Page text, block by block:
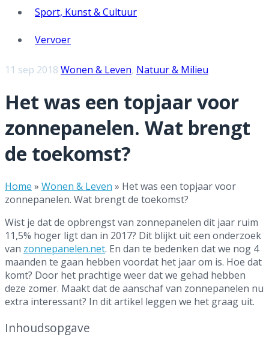
Sport, Kunst & Cultuur
Vervoer
11 sep 2018 Wonen & Leven, Natuur & Milieu
Het was een topjaar voor
zonnepanelen. Wat brengt
de toekomst?
Home » Wonen & Leven » Het was een topjaar voor
zonnepanelen. Wat brengt de toekomst?
Wist je dat de opbrengst van zonnepanelen dit jaar ruim
11,5% hoger ligt dan in 2017? Dit blijkt uit een onderzoek
van zonnepanelen.net. En dan te bedenken dat we nog 4
maanden te gaan hebben voordat het jaar om is. Hoe dat
komt? Door het prachtige weer dat we gehad hebben
deze zomer. Maakt dat de aanschaf van zonnepanelen nu
extra interessant? In dit artikel leggen we het graag uit.
Inhoudsopgave